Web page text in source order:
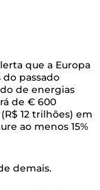
que a Europa
passado
de energias
de € 600
12 trilhões) em
ao menos 15%
demais.